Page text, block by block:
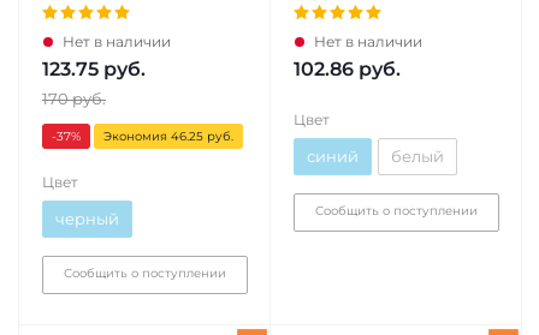
Нет в наличии
123.75 руб.
170руб.
-37% Экономия 46.25 руб.
Цвет
черный
Сообщить о поступлении
Нет в наличии
102.86 руб.
Цвет
синий белый
Сообщить о поступлении